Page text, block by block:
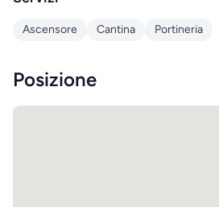
Ascensore Cantina Portineria
Posizione